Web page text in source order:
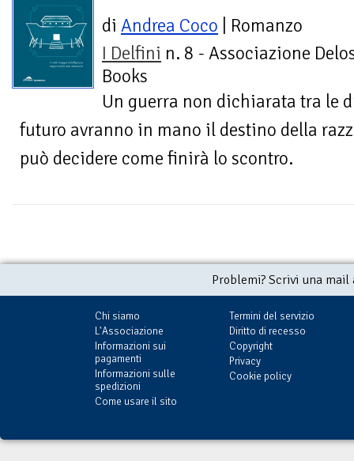
di Andrea Coco | Romanzo
I Delfini n. 8 - Associazione
Books
Un guerra non dichiarata tra le
futuro avranno in mano il destino della
può decidere come finirà lo scontro.
Problemi? Scrivi una
Chi siamo
L'Associazione
Informazioni sui
pagamenti
Informazioni sulle
spedizioni
Come usare il sito
Termini del servizio
Diritto di recesso
Copyright
Privacy
Cookie policy